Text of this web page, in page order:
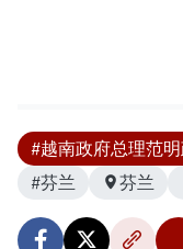
#越南政府总理范
#芬兰
芬兰